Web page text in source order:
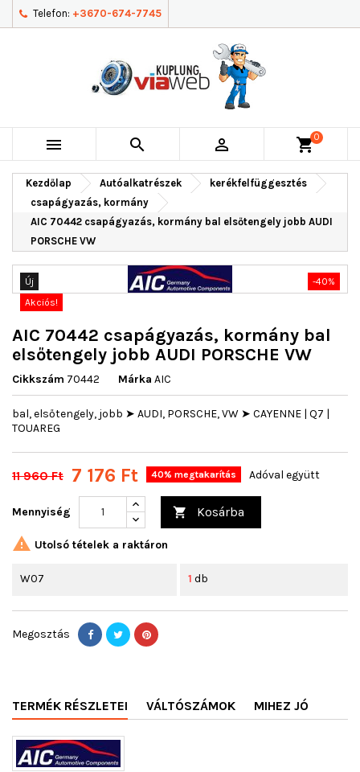
Telefon: +3670-674-7745
   shopping_cart0
Kezdőlap Autóalkatrészek
kerékfelfüggesztés
csapágyazás, kormány
AIC 70442 csapágyazás, kormány bal elsőtengely jobb AUDI
PORSCHE VW
Új
-40%
Akciós!
AIC 70442 csapágyazás, kormány bal
elsőtengely jobb AUDI PORSCHE VW
Cikkszám 70442 Márka AIC
bal, elsőtengely, jobb ➤ AUDI, PORSCHE, VW ➤ CAYENNE | Q7 |
TOUAREG
11 960 Ft 7 176 Ft 40% megtakarítás Adóval együtt
Mennyiség  Kosárba
 Utolsó tételek a raktáron
W07 1 db
Megosztás
TERMÉK RÉSZLETEI VÁLTÓSZÁMOK MIHEZ JÓ